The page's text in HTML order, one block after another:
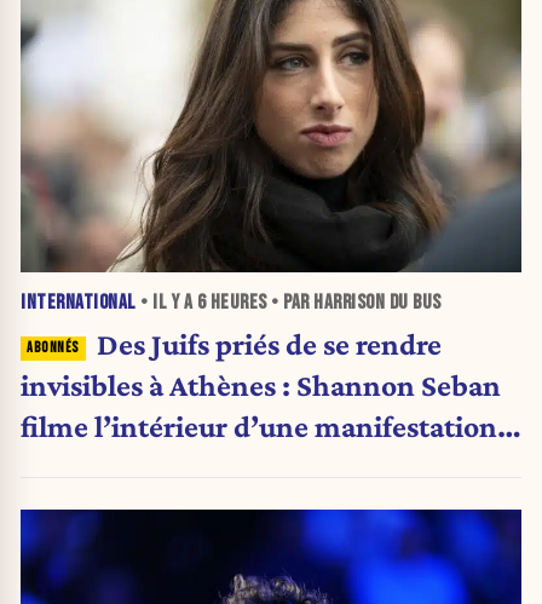
INTERNATIONAL • IL Y A 6 HEURES• PAR HARRISON DU BUS
Des Juifs priés de se rendre
invisibles à Athènes : Shannon Seban
filme l’intérieur d’une manifestation